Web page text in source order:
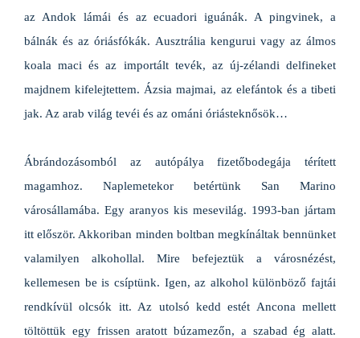
az Andok lámái és az ecuadori iguánák. A pingvinek, a
bálnák és az óriásfókák. Ausztrália kengurui vagy az álmos
koala maci és az importált tevék, az új-zélandi delfineket
majdnem kifelejtettem. Ázsia majmai, az elefántok és a tibeti
jak. Az arab világ tevéi és az ománi óriásteknősök…
Ábrándozásomból az autópálya fizetőbodegája térített
magamhoz. Naplemetekor betértünk San Marino
városállamába. Egy aranyos kis mesevilág. 1993-ban jártam
itt először. Akkoriban minden boltban megkínáltak bennünket
valamilyen alkohollal. Mire befejeztük a városnézést,
kellemesen be is csíptünk. Igen, az alkohol különböző fajtái
rendkívül olcsók itt. Az utolsó kedd estét Ancona mellett
töltöttük egy frissen aratott búzamezőn, a szabad ég alatt.